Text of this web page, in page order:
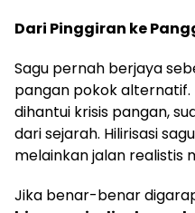
Dari Pinggiran ke
Sagu pernah berjaya
pangan pokok alternatif.
dihantui krisis pangan,
dari sejarah. Hilirisasi
melainkan jalan realistis
Jika benar-benar